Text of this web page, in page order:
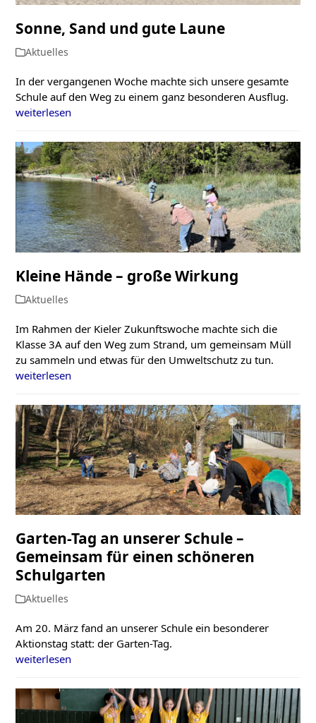
Sonne, Sand und gute Laune
Aktuelles
In der vergangenen Woche machte sich unsere gesamte
Schule auf den Weg zu einem ganz besonderen Ausflug.
weiterlesen
Kleine Hände – große Wirkung
Aktuelles
Im Rahmen der Kieler Zukunftswoche machte sich die
Klasse 3A auf den Weg zum Strand, um gemeinsam Müll
zu sammeln und etwas für den Umweltschutz zu tun.
weiterlesen
Garten-Tag an unserer Schule –
Gemeinsam für einen schöneren
Schulgarten
Aktuelles
Am 20. März fand an unserer Schule ein besonderer
Aktionstag statt: der Garten-Tag.
weiterlesen